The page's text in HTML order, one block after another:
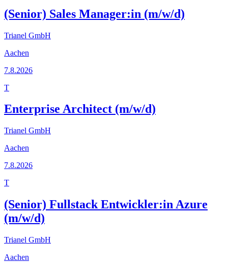
(Senior) Sales Manager:in (m/w/d)
Trianel GmbH
Aachen
7.8.2026
T
Enterprise Architect (m/w/d)
Trianel GmbH
Aachen
7.8.2026
T
(Senior) Fullstack Entwickler:in Azure
(m/w/d)
Trianel GmbH
Aachen